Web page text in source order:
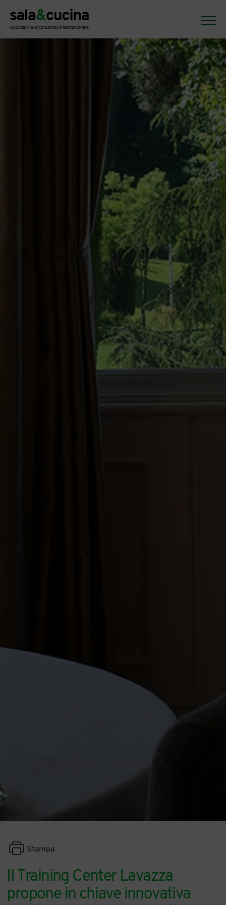
Il Training Center Lavazza
propone in chiave innovativa
Stampa